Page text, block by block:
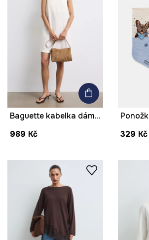
Baguette kabelka dámská z imitace semiše s výšivkami
989 Kč
329 Kč